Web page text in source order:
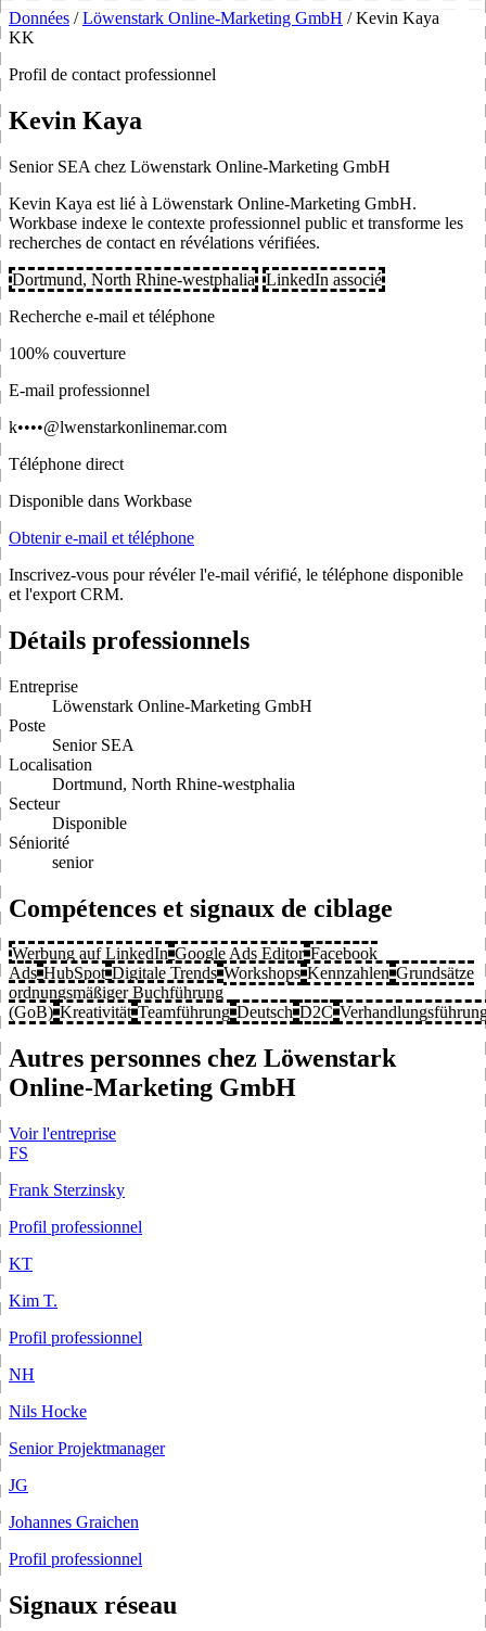
Données / Löwenstark Online-Marketing GmbH / Kevin Kaya
KK
Profil de contact professionnel
Kevin Kaya
Senior SEA chez Löwenstark Online-Marketing GmbH
Kevin Kaya est lié à Löwenstark Online-Marketing GmbH.
Workbase indexe le contexte professionnel public et transforme les
recherches de contact en révélations vérifiées.
Dortmund, North Rhine-westphalia
LinkedIn associé
Recherche e-mail et téléphone
100% couverture
E-mail professionnel
k••••@lwenstarkonlinemar.com
Téléphone direct
Disponible dans Workbase
Obtenir e-mail et téléphone
Inscrivez-vous pour révéler l'e-mail vérifié, le téléphone disponible
et l'export CRM.
Détails professionnels
Entreprise
Löwenstark Online-Marketing GmbH
Poste
Senior SEA
Localisation
Dortmund, North Rhine-westphalia
Secteur
Disponible
Séniorité
senior
Compétences et signaux de ciblage
Werbung auf LinkedIn Google Ads Editor Facebook
Ads HubSpot Digitale Trends Workshops Kennzahlen Grundsätze
ordnungsmäßiger Buchführung
(GoB) Kreativität Teamführung Deutsch D2C
Autres personnes chez Löwenstark
Online-Marketing GmbH
Voir l'entreprise
FS
Frank Sterzinsky
Profil professionnel
KT
Kim T.
Profil professionnel
NH
Nils Hocke
Senior Projektmanager
JG
Johannes Graichen
Profil professionnel
Signaux réseau